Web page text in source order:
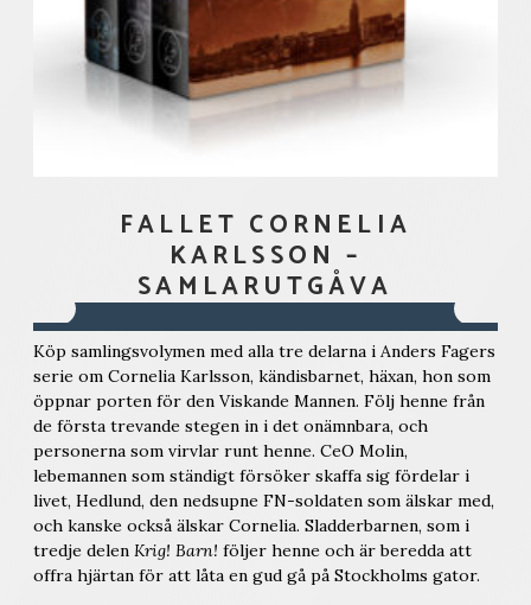
FALLET CORNELIA
KARLSSON –
SAMLARUTGÅVA
Köp samlingsvolymen med alla tre delarna i Anders Fagers
serie om Cornelia Karlsson, kändisbarnet, häxan, hon som
öppnar porten för den Viskande Mannen. Följ henne från
de första trevande stegen in i det onämnbara, och
personerna som virvlar runt henne. CeO Molin,
lebemannen som ständigt försöker skaffa sig fördelar i
livet, Hedlund, den nedsupne FN-soldaten som älskar med,
och kanske också älskar Cornelia. Sladderbarnen, som i
tredje delen Krig! Barn! följer henne och är beredda att
offra hjärtan för att låta en gud gå på Stockholms gator.